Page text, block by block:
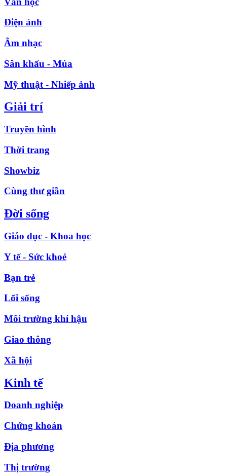
Điện ảnh
Âm nhạc
Sân khấu - Múa
Mỹ thuật - Nhiếp ảnh
Giải trí
Truyền hình
Thời trang
Showbiz
Cùng thư giãn
Đời sống
Giáo dục - Khoa học
Y tế - Sức khoẻ
Bạn trẻ
Lối sống
Môi trường khí hậu
Giao thông
Xã hội
Kinh tế
Doanh nghiệp
Chứng khoán
Địa phương
Thị trường